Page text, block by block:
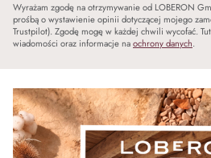
Wyrażam zgodę na otrzymywanie od LOBERON
prośbą o wystawienie opinii dotyczącej mojego
Trustpilot). Zgodę mogę w każdej chwili wycofać.
wiadomości oraz informacje naochrony danych.